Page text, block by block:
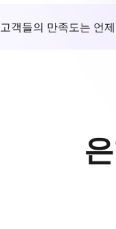
고객들의 만족도는 언